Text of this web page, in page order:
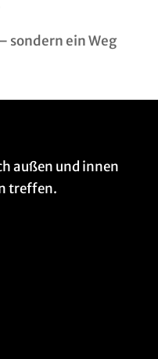
sondern ein Weg
außen und innen
treffen.